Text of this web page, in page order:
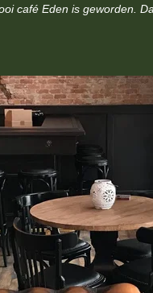
café Eden is geworden.